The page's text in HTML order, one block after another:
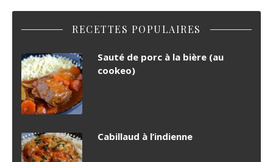
RECETTES POPULAIRES
Sauté de porc à la bière (au
cookeo)
Cabillaud à l’indienne